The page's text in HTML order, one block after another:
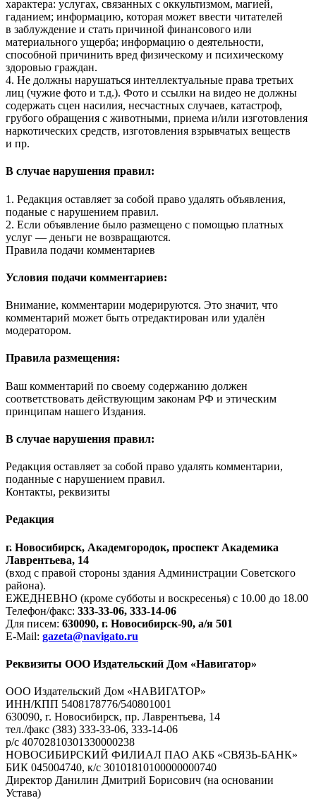
характера: услугах, связанных с оккультизмом, магией,
гаданием; информацию, которая может ввести читателей
в заблуждение и стать причиной финансового или
материального ущерба; информацию о деятельности,
способной причинить вред физическому и психическому
здоровью граждан.
4. Не должны нарушаться интеллектуальные права третьих
лиц (чужие фото и т.д.). Фото и ссылки на видео не должны
содержать сцен насилия, несчастных случаев, катастроф,
грубого обращения с животными, приема и/или изготовления
наркотических средств, изготовления взрывчатых веществ
и пр.
В случае нарушения правил:
1. Редакция оставляет за собой право удалять объявления,
поданые с нарушением правил.
2. Если объявление было размещено с помощью платных
услуг — деньги не возвращаются.
Правила подачи комментариев
Условия подачи комментариев:
Внимание, комментарии модерируются. Это значит, что
комментарий может быть отредактирован или удалён
модератором.
Правила размещения:
Ваш комментарий по своему содержанию должен
соответствовать действующим законам РФ и этическим
принципам нашего Издания.
В случае нарушения правил:
Редакция оставляет за собой право удалять комментарии,
поданные с нарушением правил.
Контакты, реквизиты
Редакция
г. Новосибирск, Академгородок, проспект Академика
Лаврентьева, 14
(вход с правой стороны здания Администрации Советского
района).
ЕЖЕДНЕВНО (кроме субботы и воскресенья) с 10.00 до 18.00
Телефон/факс: 333-33-06, 333-14-06
Для писем: 630090, г. Новосибирск-90, а/я 501
E-Mail: gazeta@navigato.ru
Реквизиты ООО Издательский Дом «Навигатор»
ООО Издательский Дом «НАВИГАТОР»
ИНН/КПП 5408178776/540801001
630090, г. Новосибирск, пр. Лаврентьева, 14
тел./факс (383) 333-33-06, 333-14-06
р/с 40702810301330000238
НОВОСИБИРСКИЙ ФИЛИАЛ ПАО АКБ «СВЯЗЬ-БАНК»
БИК 045004740, к/с 30101810100000000740
Директор Данилин Дмитрий Борисович (на основании
Устава)